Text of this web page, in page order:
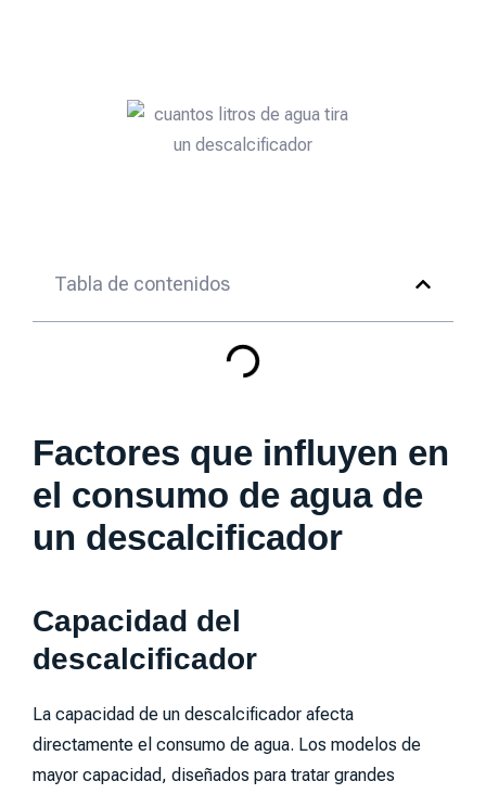
Tabla de contenidos
Factores que influyen en
el consumo de agua de
un descalcificador
Capacidad del
descalcificador
La capacidad de un descalcificador afecta
directamente el consumo de agua. Los modelos de
mayor capacidad, diseñados para tratar grandes